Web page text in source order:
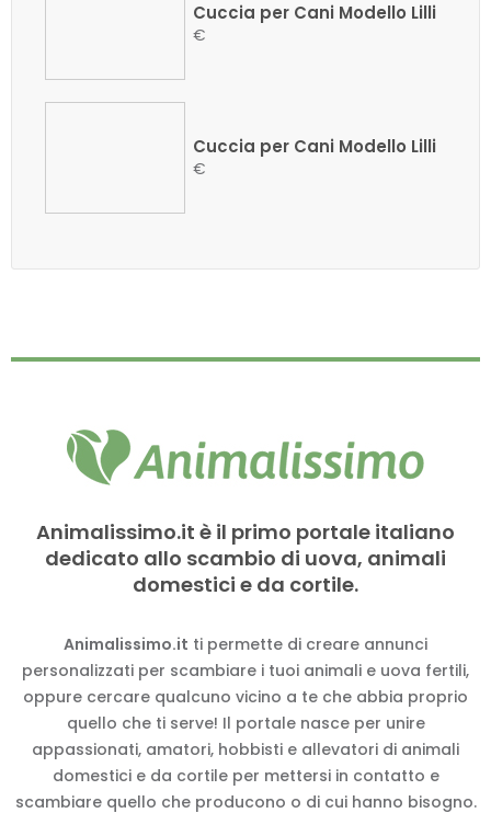
Cuccia per Cani Modello Lilli
€
Cuccia per Cani Modello Lilli
€
Animalissimo.it è il primo portale italiano
dedicato allo scambio di uova, animali
domestici e da cortile.
Animalissimo.it ti permette di creare annunci
personalizzati per scambiare i tuoi animali e uova fertili,
oppure cercare qualcuno vicino a te che abbia proprio
quello che ti serve! Il portale nasce per unire
appassionati, amatori, hobbisti e allevatori di animali
domestici e da cortile per mettersi in contatto e
scambiare quello che producono o di cui hanno bisogno.